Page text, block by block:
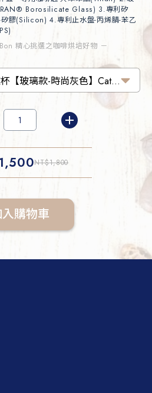
Borosilicate Glass) 3.專利矽
膠(Silicon) 4.專利止水盤-丙烯腈-苯乙
精心挑選之咖啡烘培好物 －
NT$1,800
購物車